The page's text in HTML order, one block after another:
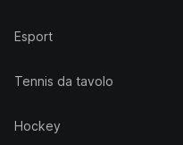
Esport
Tennis da tavolo
Hockey